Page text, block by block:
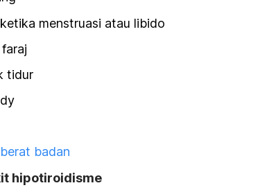
menstruasi atau libido
tidur
badan
hipotiroidisme